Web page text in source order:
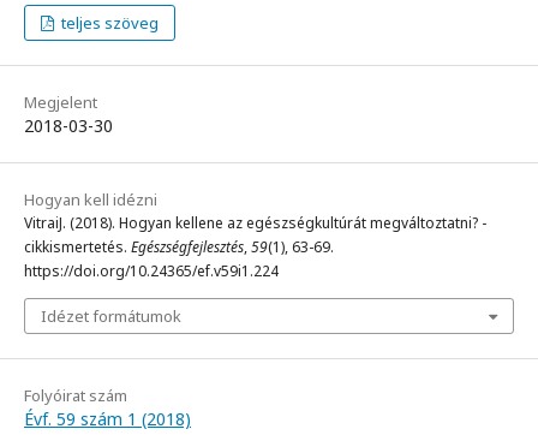
teljes szöveg
Megjelent
2018-03-30
Hogyan kell idézni
VitraiJ. (2018). Hogyan kellene az egészségkultúrát megváltoztatni? -
cikkismertetés. Egészségfejlesztés,59(1), 63-69.
https://doi.org/10.24365/ef.v59i1.224
Idézet formátumok
Folyóirat szám
Évf. 59 szám 1 (2018)